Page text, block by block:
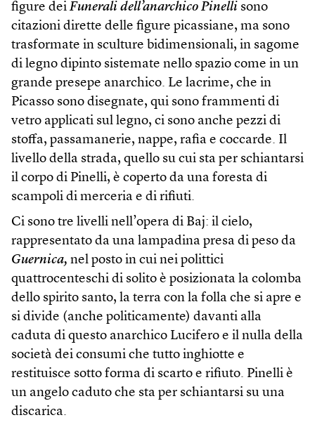
figure dei Funerali dell’anarchico Pinelli sono
citazioni dirette delle figure picassiane, ma sono
trasformate in sculture bidimensionali, in sagome
di legno dipinto sistemate nello spazio come in un
grande presepe anarchico. Le lacrime, che in
Picasso sono disegnate, qui sono frammenti di
vetro applicati sul legno, ci sono anche pezzi di
stoffa, passamanerie, nappe, rafia e coccarde. Il
livello della strada, quello su cui sta per schiantarsi
il corpo di Pinelli, è coperto da una foresta di
scampoli di merceria e di rifiuti.
Ci sono tre livelli nell’opera di Baj: il cielo,
rappresentato da una lampadina presa di peso da
Guernica, nel posto in cui nei polittici
quattrocenteschi di solito è posizionata la colomba
dello spirito santo, la terra con la folla che si apre e
si divide (anche politicamente) davanti alla
caduta di questo anarchico Lucifero e il nulla della
società dei consumi che tutto inghiotte e
restituisce sotto forma di scarto e rifiuto. Pinelli è
un angelo caduto che sta per schiantarsi su una
discarica.